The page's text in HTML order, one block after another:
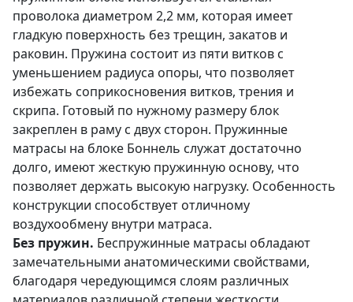
проволока диаметром 2,2 мм, которая имеет
гладкую поверхность без трещин, закатов и
раковин. Пружина состоит из пяти витков с
уменьшением радиуса опоры, что позволяет
избежать соприкосновения витков, трения и
скрипа. Готовый по нужному размеру блок
закреплен в раму с двух сторон. Пружинные
матрасы на блоке Боннель служат достаточно
долго, имеют жесткую пружинную основу, что
позволяет держать высокую нагрузку. Особенность
конструкции способствует отличному
воздухообмену внутри матраса.
Без пружин. Беспружинные матрасы обладают
замечательными анатомическими свойствами,
благодаря чередующимся слоям различных